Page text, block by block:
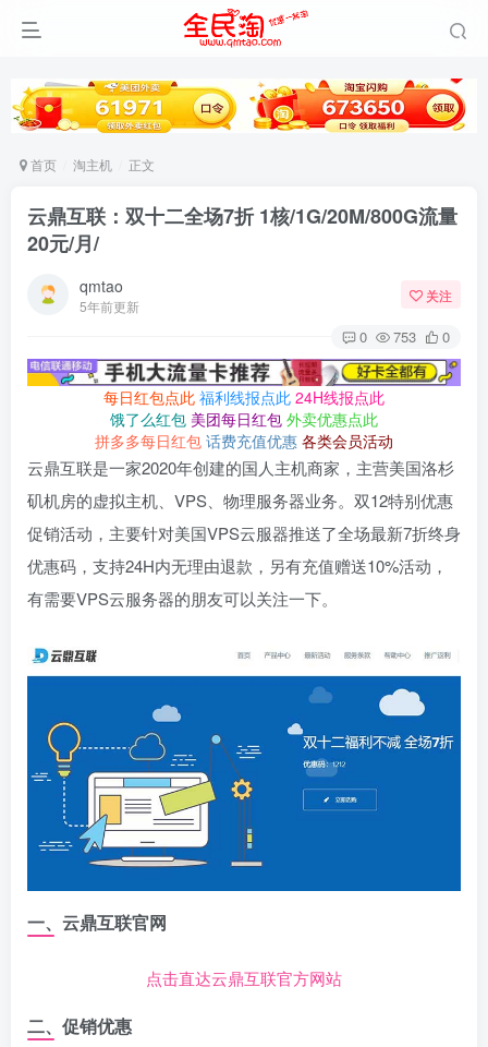
首页 淘主机 正文
云鼎互联：双十二全场7折 1核/1G/20M/800G流量
20元/月/
qmtao
5年前更新
关注
0 753 0
每日红包点此 福利线报点此 24H线报点此
饿了么红包 美团每日红包 外卖优惠点此
拼多多每日红包 话费充值优惠 各类会员活动
云鼎互联是一家2020年创建的国人主机商家，主营美国洛杉
矶机房的虚拟主机、VPS、物理服务器业务。双12特别优惠
促销活动，主要针对美国VPS云服器推送了全场最新7折终身
优惠码，支持24H内无理由退款，另有充值赠送10%活动，
有需要VPS云服务器的朋友可以关注一下。
一、云鼎互联官网
点击直达云鼎互联官方网站
二、促销优惠